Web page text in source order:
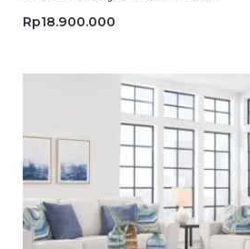
Rp18.900.000